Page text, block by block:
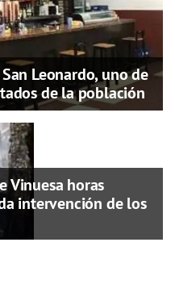
Leonardo, uno de
de la población
Vinuesa horas
intervención de los